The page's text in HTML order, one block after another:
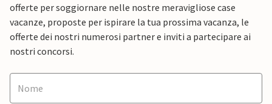
offerte per soggiornare nelle nostre meravigliose case
vacanze, proposte per ispirare la tua prossima vacanza, le
offerte dei nostri numerosi partner e inviti a partecipare ai
nostri concorsi.